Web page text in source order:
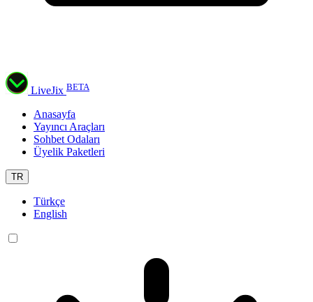
LiveJix BETA
Anasayfa
Yayıncı Araçları
Sohbet Odaları
Üyelik Paketleri
TR
Türkçe
English